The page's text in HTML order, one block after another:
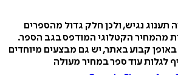
תענוג נגיש, ולכן חלק גדול מהספרים
מהמחיר הקטלוגי המודפס בגב הספר.
קבוע באתר, יש גם מבצעים מיוחדים
לגלות עוד ספר במחיר מעולה